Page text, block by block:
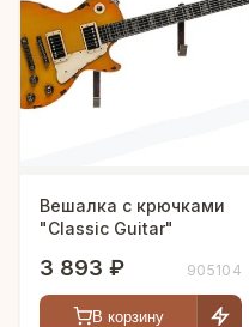
Вешалка с крючками
"Classic Guitar"
3 893 ₽ 905104
В корзину